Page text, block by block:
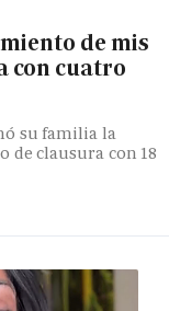
de mis
con cuatro
su familia la
de clausura con 18